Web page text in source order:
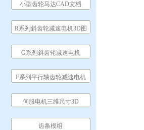
小型齿轮马达CAD文档
R系列斜齿轮减速电机3D图
G系列斜齿轮减速电机
F系列平行轴齿轮减速电机
伺服电机三维尺寸3D
齿条模组